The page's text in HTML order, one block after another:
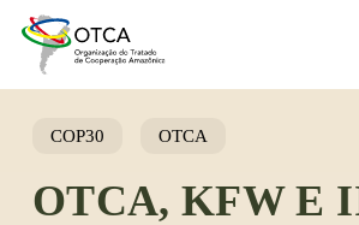
content
COP30 OTCA
OTCA, KFW E